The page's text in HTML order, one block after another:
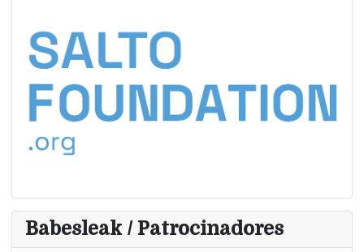
Babesleak / Patrocinadores